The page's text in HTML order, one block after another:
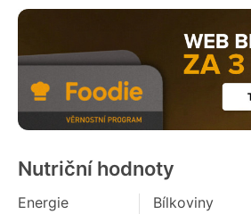
Nutriční hodnoty
Energie
Bílkoviny